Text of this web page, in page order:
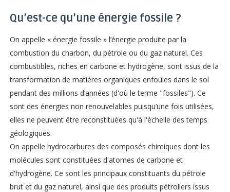
Qu’est-ce qu’une énergie fossile ?
On appelle « énergie fossile » l’énergie produite par la
combustion du charbon, du pétrole ou du gaz naturel. Ces
combustibles, riches en carbone et hydrogène, sont issus de la
transformation de matières organiques enfouies dans le sol
pendant des millions d’années (d'où le terme "fossiles"). Ce
sont des énergies non renouvelables puisqu’une fois utilisées,
elles ne peuvent être reconstituées qu'à l'échelle des temps
géologiques.
On appelle hydrocarbures des composés chimiques dont les
molécules sont constituées d'atomes de carbone et
d'hydrogène. Ce sont les principaux constituants du pétrole
brut et du gaz naturel, ainsi que des produits pétroliers issus